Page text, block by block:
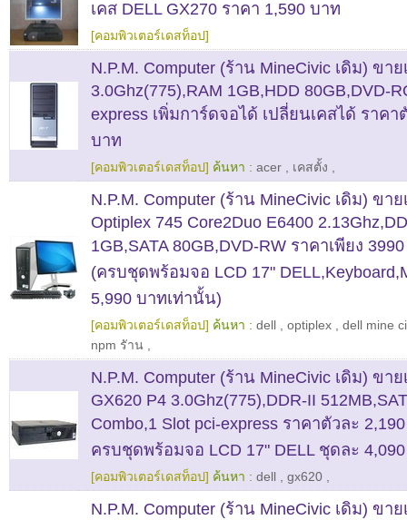
เคส DELL GX270 ราคา 1,590 บาท
[คอมพิวเตอร์เดสท็อป]
N.P.M. Computer (ร้าน MineCivic เดิม) ขาย
3.0Ghz(775),RAM 1GB,HDD 80GB,DVD-
express เพิ่มการ์ดจอได้ เปลี่ยนเคสได้ ราคา
บาท
[คอมพิวเตอร์เดสท็อป] ค้นหา : acer เคสตั้ง
N.P.M. Computer (ร้าน MineCivic เดิม) ขาย
Optiplex 745 Core2Duo E6400
1GB,SATA 80GB,DVD-RW ราคาเพียง
(ครบชุดพร้อมจอ LCD 17"
5,990 บาทเท่านั้น)
[คอมพิวเตอร์เดสท็อป] ค้นหา : dell optiplex
dell mine
npm รัาน
N.P.M. Computer (ร้าน MineCivic เดิม) ขาย
GX620 P4 3.0Ghz(775),DDR-II
Combo,1 Slot pci-express ราคาตัวละ
ครบชุดพร้อมจอ LCD 17" DELL ชุดละ
[คอมพิวเตอร์เดสท็อป] ค้นหา : dell gx620
N.P.M. Computer (ร้าน MineCivic เดิม) ขาย